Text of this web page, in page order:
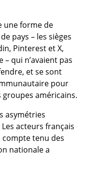
une forme de
pays – les sièges
Pinterest et X,
qui n’avaient pas
et se sont
pour
américains.
asymétries
acteurs français
tenu des
nationale a